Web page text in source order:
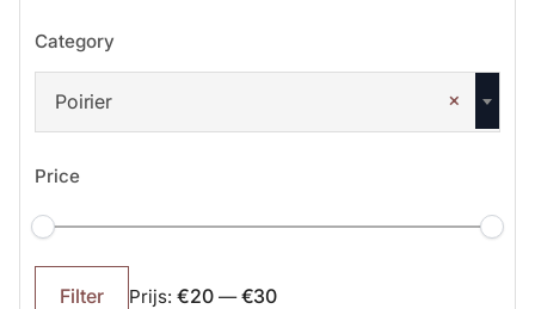
Category
×
Poirier
Price
Min.
prijs
Max.
prijsFilter Prijs: €20—€30